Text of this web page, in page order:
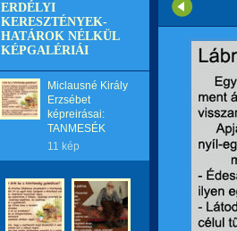
ERDÉLYI
KERESZTÉNYEK-
HATÁROK NÉLKÜL
KÉPGALÉRIÁI
Miclausné Király
Erzsébet
képreirásai:
TANMESÉK
11 kép